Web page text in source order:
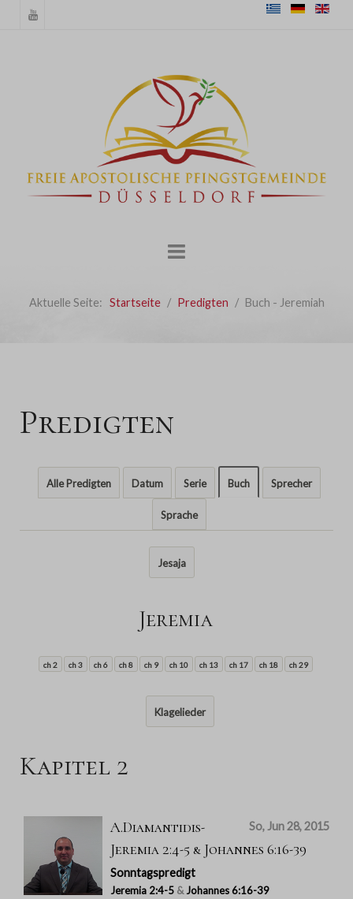
Aktuelle Seite: Startseite Predigten Buch - Jeremiah
Predigten
Alle Predigten Datum Serie Buch Sprecher
Sprache
Jesaja
Jeremia
ch 2 ch 3 ch 6 ch 8 ch 9 ch 10 ch 13 ch 17 ch 18 ch 29
Klagelieder
Kapitel 2
So, Jun 28, 2015
A.Diamantidis-
Jeremia 2:4-5 & Johannes 6:16-39
Sonntagspredigt
Jeremia 2:4-5 & Johannes 6:16-39